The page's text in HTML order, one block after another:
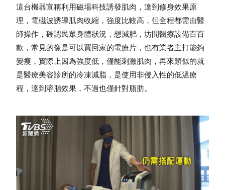
這台機器宣稱利用磁場科技誘發肌肉，達到修身效果原
理，電磁波誘導肌肉收縮，強度比較高，但全程都需由醫
師操作，確認民眾身體狀況，想減肥，坊間醫療設備百百
款，常見的像是可以買回家的電療片，也有業者主打能夠
變瘦，實際上因為強度低，僅能刺激肌肉，再來類似的就
是醫療美容診所的冷凍減脂，是使用非侵入性的低溫療
程，達到溶脂效果，不過也僅針對脂肪。